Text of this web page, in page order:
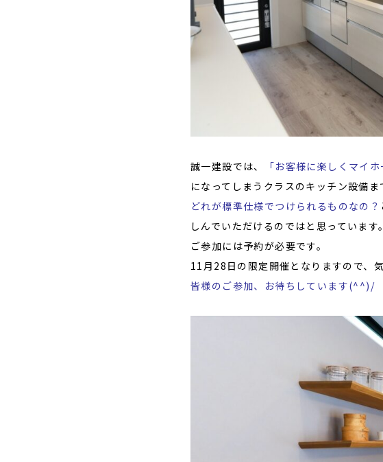
誠一建設では、 「お客様に楽しくマイ
になってしまうクラスのキッチン設備ま
どれが標準仕様でつけられるものなの？
しんでいただけるのではと思っています。
ご参加には予約が必要です。
11月28日の限定開催となりますので、
皆様のご参加、お待ちしています(^^)/